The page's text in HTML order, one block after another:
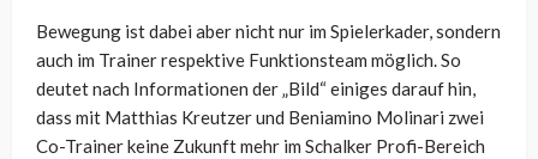
Bewegung ist dabei aber nicht nur im Spielerkader, sondern
auch im Trainer respektive Funktionsteam möglich. So
deutet nach Informationen der „Bild“ einiges darauf hin,
dass mit Matthias Kreutzer und Beniamino Molinari zwei
Co-Trainer keine Zukunft mehr im Schalker Profi-Bereich